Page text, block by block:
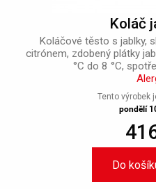
Koláč
Koláčové těsto s jablky,
citrónem, zdobený plátky
°C do 8 °C,
Tento výrobek
pondělí